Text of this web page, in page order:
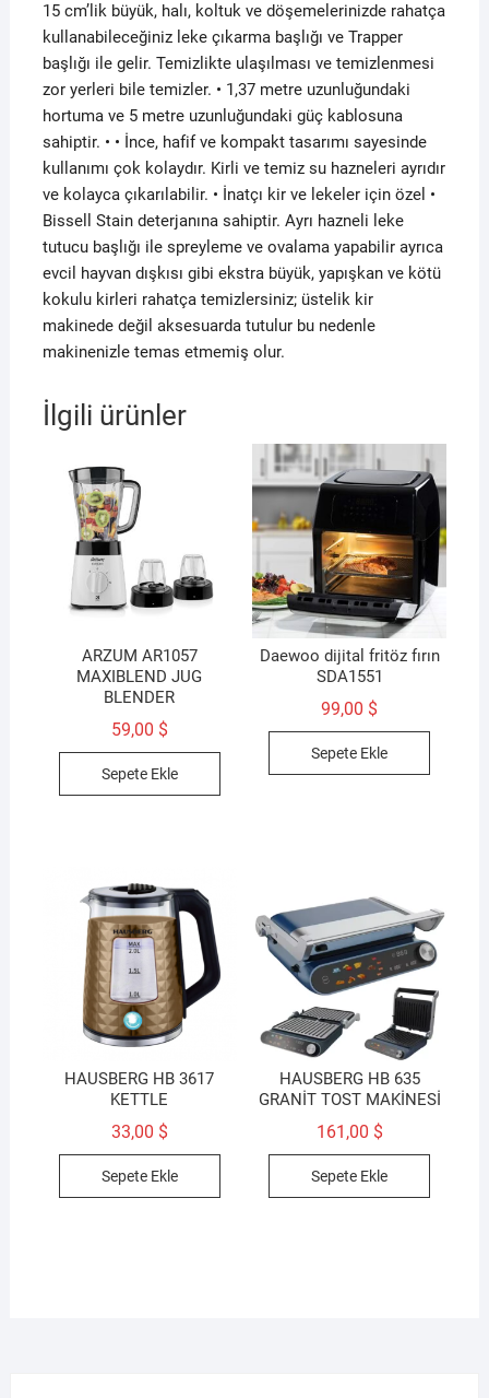
15 cm’lik büyük, halı, koltuk ve döşemelerinizde rahatça
kullanabileceğiniz leke çıkarma başlığı ve Trapper
başlığı ile gelir. Temizlikte ulaşılması ve temizlenmesi
zor yerleri bile temizler. • 1,37 metre uzunluğundaki
hortuma ve 5 metre uzunluğundaki güç kablosuna
sahiptir. • • İnce, hafif ve kompakt tasarımı sayesinde
kullanımı çok kolaydır. Kirli ve temiz su hazneleri ayrıdır
ve kolayca çıkarılabilir. • İnatçı kir ve lekeler için özel •
Bissell Stain deterjanına sahiptir. Ayrı hazneli leke
tutucu başlığı ile spreyleme ve ovalama yapabilir ayrıca
evcil hayvan dışkısı gibi ekstra büyük, yapışkan ve kötü
kokulu kirleri rahatça temizlersiniz; üstelik kir
makinede değil aksesuarda tutulur bu nedenle
makinenizle temas etmemiş olur.
İlgili ürünler
ARZUM AR1057
MAXIBLEND JUG
BLENDER
59,00 $
Sepete Ekle
Daewoo dijital fritöz fırın
‎SDA1551
99,00 $
Sepete Ekle
HAUSBERG HB 3617
KETTLE
33,00 $
Sepete Ekle
HAUSBERG HB 635
GRANİT TOST MAKİNESİ
161,00 $
Sepete Ekle